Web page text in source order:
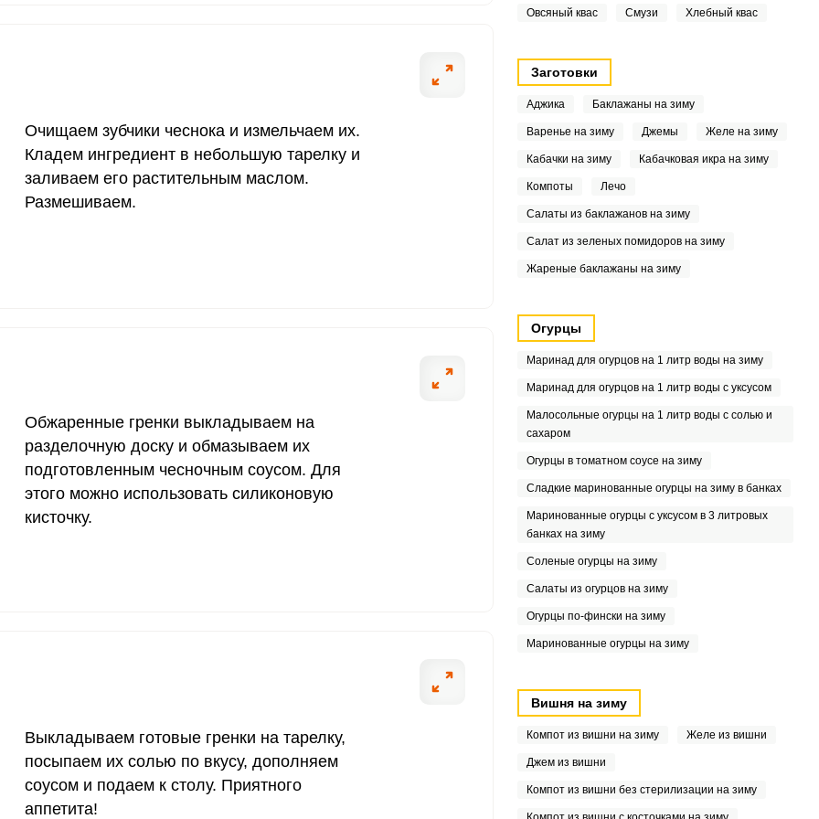
50 мкг 0
12 мг
Очищаем зубчики чеснока и измельчаем их.
Кладем ингредиент в небольшую тарелку и
заливаем его растительным маслом.
Размешиваем.
Обжаренные гренки выкладываем на
разделочную доску и обмазываем их
подготовленным чесночным соусом. Для
этого можно использовать силиконовую
кисточку.
Выкладываем готовые гренки на тарелку,
посыпаем их солью по вкусу, дополняем
соусом и подаем к столу. Приятного
аппетита!
Овсяный квас Смузи Хлебный квас
Заготовки
Аджика Баклажаны на зиму
Варенье на зиму Джемы Желе на зиму
Кабачки на зиму Кабачковая икра на зиму
Компоты Лечо
Салаты из баклажанов на зиму
Салат из зеленых помидоров на зиму
Жареные баклажаны на зиму
Огурцы
Маринад для огурцов на 1 литр воды на зиму
Маринад для огурцов на 1 литр воды с уксусом
Малосольные огурцы на 1 литр воды с солью и
сахаром
Огурцы в томатном соусе на зиму
Сладкие маринованные огурцы на зиму в банках
Маринованные огурцы с уксусом в 3 литровых
банках на зиму
Соленые огурцы на зиму
Салаты из огурцов на зиму
Огурцы по-фински на зиму
Маринованные огурцы на зиму
Вишня на зиму
Компот из вишни на зиму Желе из вишни
Джем из вишни
Компот из вишни без стерилизации на зиму